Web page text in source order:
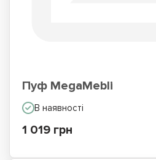
Пуф MegaMebli
В наявності
1 019 грн